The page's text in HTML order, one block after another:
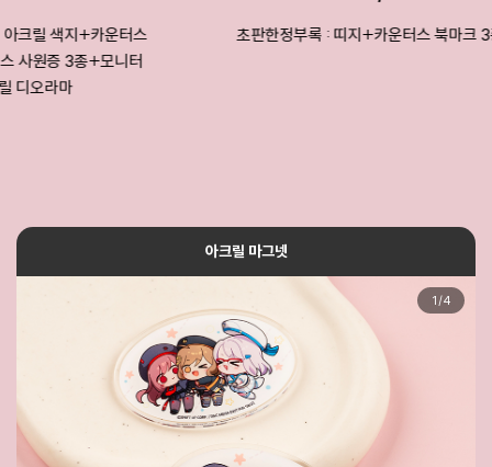
초판한정부록 : 띠지+카운터스 북마크 3종+카운터스 증명사진
아크릴 마그넷
1 /4